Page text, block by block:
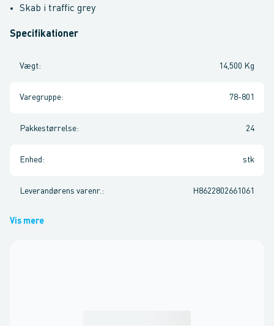
Skab i traffic grey
Specifikationer
Vægt: 14,500 Kg
Varegruppe: 78-801
Pakkestørrelse: 24
Enhed : stk
Leverandørens varenr. : H8622802661061
Vis mere